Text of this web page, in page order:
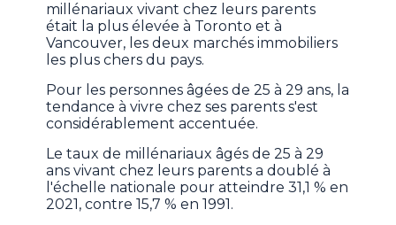
millénariaux vivant chez leurs parents
était la plus élevée à Toronto et à
Vancouver, les deux marchés immobiliers
les plus chers du pays.
Pour les personnes âgées de 25 à 29 ans, la
tendance à vivre chez ses parents s'est
considérablement accentuée.
Le taux de millénariaux âgés de 25 à 29
ans vivant chez leurs parents a doublé à
l'échelle nationale pour atteindre 31,1 % en
2021, contre 15,7 % en 1991.